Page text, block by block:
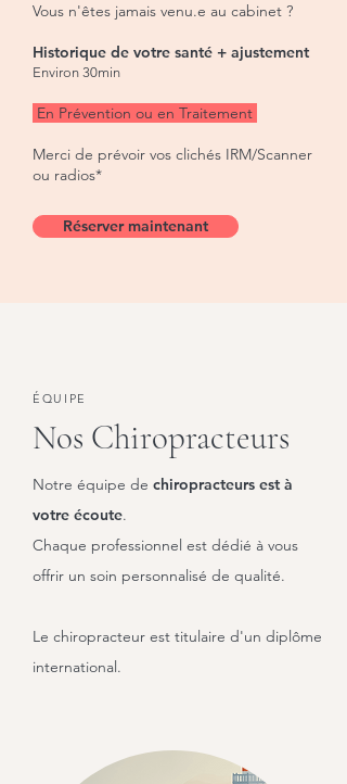
Vous n'êtes jamais venu.e au cabinet ?
Historique de votre santé + ajustement
Environ 30min
En Prévention ou en Traitement
Merci de prévoir vos clichés IRM/Scanner
ou radios*
Réserver maintenant
ÉQUIPE
Nos Chiropracteurs
Notre équipe de chiropracteurs est à
votre écoute.
Chaque professionnel est dédié à vous
offrir un soin personnalisé de qualité.
Le chiropracteur est titulaire d'un diplôme
international.